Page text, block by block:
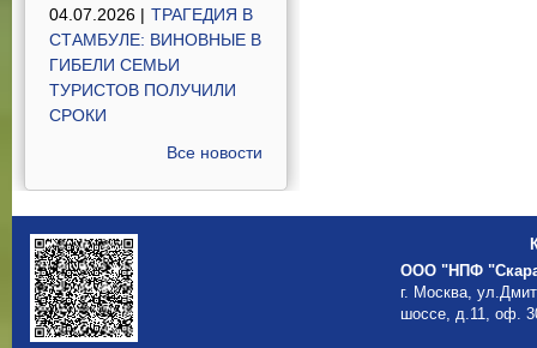
04.07.2026 | ТРАГЕДИЯ В
СТАМБУЛЕ: ВИНОВНЫЕ В
ГИБЕЛИ СЕМЬИ
ТУРИСТОВ ПОЛУЧИЛИ
СРОКИ
Все новости
ООО "НПФ
г. Москва,
шоссе, д.11, оф.